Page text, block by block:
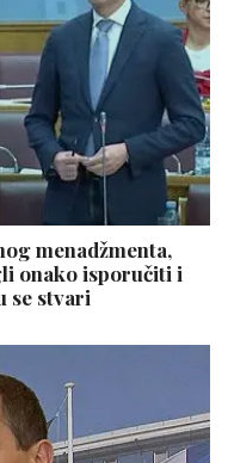
menadžmenta,
onako isporučiti i
se stvari